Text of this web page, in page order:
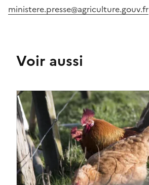
ministere.presse@agriculture.gouv.fr
Voir aussi